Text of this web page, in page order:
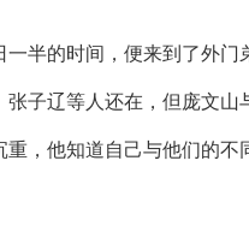
半的时间，便来到了外门
子辽等人还在，但庞文山
，他知道自己与他们的